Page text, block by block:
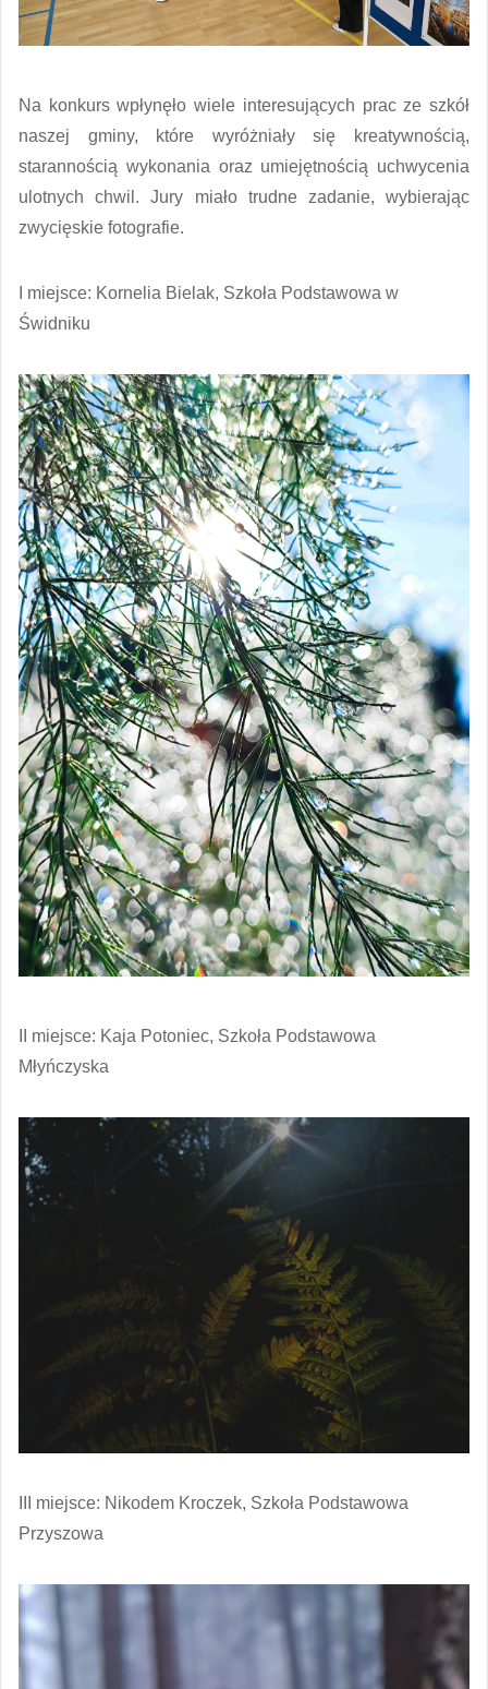
Na konkurs wpłynęło wiele interesujących prac ze szkół
naszej gminy, które wyróżniały się kreatywnością,
starannością wykonania oraz umiejętnością uchwycenia
ulotnych chwil. Jury miało trudne zadanie, wybierając
zwycięskie fotografie.
I miejsce: Kornelia Bielak, Szkoła Podstawowa w
Świdniku
II miejsce: Kaja Potoniec, Szkoła Podstawowa
Młyńczyska
III miejsce: Nikodem Kroczek, Szkoła Podstawowa
Przyszowa